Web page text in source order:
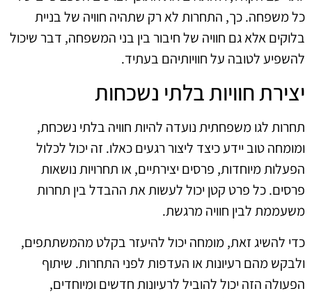
כל משפחה. כך, התחרות לא רק שתהיה חוויה של בניית
בלוקים אלא גם חוויה של חיבור בין בני המשפחה, דבר שיכול
להשפיע לטובה על חוויותיהם בעתיד.
יצירת חוויות בלתי נשכחות
תחרות לגו משפחתית נועדה להיות חוויה בלתי נשכחת,
ומומחה טוב יידע כיצד ליצור רגעים כאלו. זה יכול לכלול
הפעלות מיוחדות, פרסים יצירתיים, או תחרויות נושאות
פרסים. כל פרט קטן יכול לעשות את ההבדל בין תחרות
משעממת לבין חוויה מרגשת.
כדי להשיג זאת, מומחה יכול להיעזר בקלט מהמשתתפים,
ולבקש מהם רעיונות או העדפות לפני התחרות. שיתוף
הפעולה הזה יכול להוביל לרעיונות חדשים ומיוחדים,